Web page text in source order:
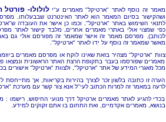
מאמר זה נוסף לאתר "ארטיקל" מאמרים ע"ילולולו- פורטל
ושהקישור בסיום המאמר הוא לאתר האינטרנט שבבעלותו,
לתנאי השימוש באתר "ארטיקל", וכמו כן אישר את העובדה
כפי שמצוי אולי באתרי מאמרים אחרים, מלבד קישור לאתר
לכותב). מפרסם מאמר זה אישר שמאמר זה מפורסם אולי גם
מאשר שמאמר זה נוסף על ידו לאתר "ארטיקל".
צוות "ארטיקל" מצהיר בזאת שאינו לוקח או מפרסם מאמרים
מאמרים שפורסמו בעבר בתקופת הרצת האתר הראשונית ונמצאו
מכל מאגרי המידע של אתר "ארטיקל", ולצוות "ארטיקל" אישורים
הערה זו כתובה בלשון זכר לצורך בהירות בקריאות, אך
לרעה במאמר זה למרות הכתוב לעי"ל אנא צור קשר עם מערכת "ארטיקל"
בכדי להגיע לאתר מאמרים ארטיקל דרך מנועי החיפוש,
בנושא, מאמרים אקדמיים, ואת התחום בו אתם זקוקים למידע.